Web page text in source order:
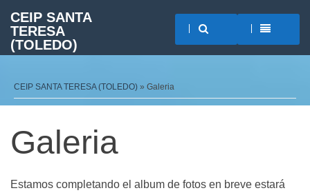
CEIP SANTA
TERESA
(TOLEDO)
CEIP SANTA TERESA (TOLEDO) » Galeria
Galeria
Estamos completando el album de fotos en breve estará